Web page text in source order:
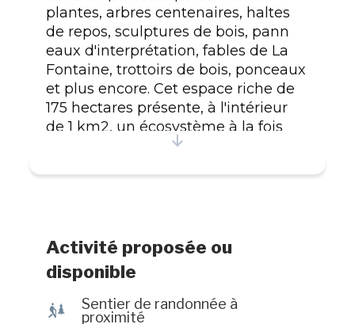
plantes, arbres centenaires, haltes
de repos, sculptures de bois, pann
eaux d'interprétation, fables de La
Fontaine, trottoirs de bois, ponceaux
et plus encore. Cet espace riche de
175 hectares présente, à l'intérieur
de 1 km2, un écosystème à la fois
urbain, forestier, marin et lacustre.
halte des Coquillages ainsi que la
halte de la Pointe-Saint-Gilles vous
réservent les plus beaux points de
vue. De ces endroits, il est possible
de voir et d'entendre des phoques
Activité proposée ou
disponible
&
Sentier de randonnée à
proximité